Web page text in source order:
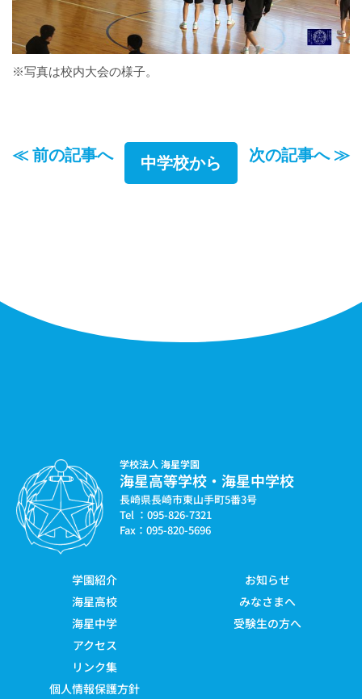
※写真は校内大会の様子。
≪ 前の記事へ 中学校から 次の記事へ ≫
学校法人 海星学園
海星高等学校・海星中学校
長崎県長崎市東山手町5番3号
Tel ：095-826-7321
Fax：095-820-5696
学園紹介
海星高校
海星中学
アクセス
リンク集
個人情報保護方針
お知らせ
みなさまへ
受験生の方へ